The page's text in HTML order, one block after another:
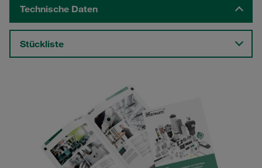
Technische Daten
Stückliste